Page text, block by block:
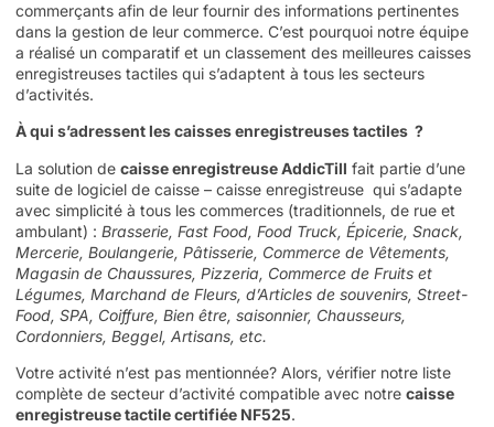
commerçants afin de leur fournir des informations pertinentes
dans la gestion de leur commerce. C’est pourquoi notre équipe
a réalisé un comparatif et un classement des meilleures caisses
enregistreuses tactiles qui s’adaptent à tous les secteurs
d’activités.
À qui s’adressent les caisses enregistreuses tactiles ?
La solution de caisse enregistreuse AddicTill fait partie d’une
suite de logiciel de caisse – caisse enregistreuse qui s’adapte
avec simplicité à tous les commerces (traditionnels, de rue et
ambulant) : Brasserie, Fast Food, Food Truck, Épicerie, Snack,
Mercerie, Boulangerie, Pâtisserie, Commerce de Vêtements,
Magasin de Chaussures, Pizzeria, Commerce de Fruits et
Légumes, Marchand de Fleurs, d’Articles de souvenirs, Street-
Food, SPA, Coiffure, Bien être, saisonnier, Chausseurs,
Cordonniers, Beggel, Artisans, etc.
Votre activité n’est pas mentionnée? Alors, vérifier notre liste
complète de secteur d’activité compatible avec notre caisse
enregistreuse tactile certifiée NF525.